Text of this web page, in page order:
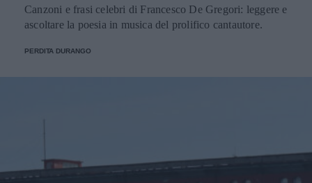
Canzoni e frasi celebri di Francesco De Gregori: leggere e
ascoltare la poesia in musica del prolifico cantautore.
PERDITA DURANGO